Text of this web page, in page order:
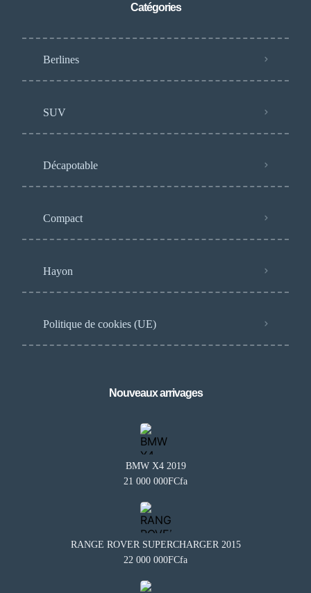
Catégories
Berlines
SUV
Décapotable
Compact
Hayon
Politique de cookies (UE)
Nouveaux arrivages
BMW X4 2019
21 000 000FCfa
RANGE ROVER SUPERCHARGER 2015
22 000 000FCfa
Besoin d'aide?